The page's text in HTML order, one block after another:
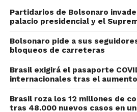
Partidarios de Bolsonaro
palacio presidencial y el
Bolsonaro pide a sus
bloqueos de carreteras
Brasil exigirá el pasaporte
internacionales tras el
Brasil roza los 12 millones de
tras 48.000 nuevos casos en